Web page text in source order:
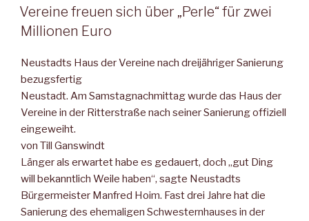
AM
Vereine freuen sich über „Perle“ für zwei
Millionen Euro
Neustadts Haus der Vereine nach dreijähriger Sanierung
bezugsfertig
Neustadt. Am Samstagnachmittag wurde das Haus der
Vereine in der Ritterstraße nach seiner Sanierung offiziell
eingeweiht.
von Till Ganswindt
Länger als erwartet habe es gedauert, doch „gut Ding
will bekanntlich Weile haben“, sagte Neustadts
Bürgermeister Manfred Hoim. Fast drei Jahre hat die
Sanierung des ehemaligen Schwesternhauses in der